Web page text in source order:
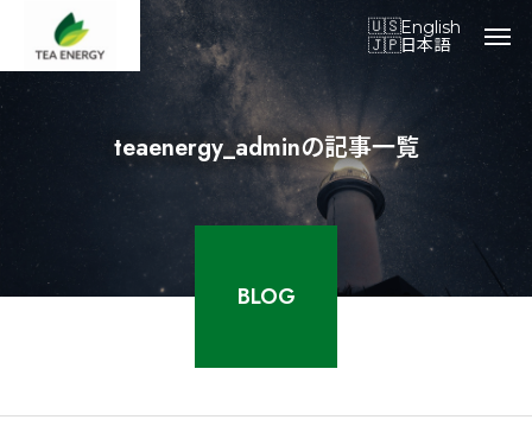
English
日本語
teaenergy_adminの記事一覧
BLOG